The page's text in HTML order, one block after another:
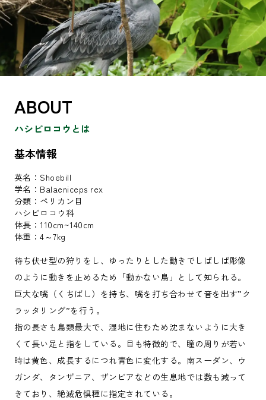
ABOUT
ハシビロコウとは
基本情報
英名：Shoebill
学名：Balaeniceps rex
分類：ペリカン目
ハシビロコウ科
体長：110cm~140cm
体重：4～7kg
待ち伏せ型の狩りをし、ゆったりとした動きでしばしば彫像
のように動きを止めるため「動かない鳥」として知られる。
巨大な嘴（くちばし）を持ち、嘴を打ち合わせて音を出す”ク
ラッタリング”を行う。
指の長さも鳥類最大で、湿地に住むため沈まないように大き
くて長い足と指をしている。目も特徴的で、瞳の周りが若い
時は黄色、成長するにつれ青色に変化する。南スーダン、ウ
ガンダ、タンザニア、ザンビアなどの生息地では数も減って
きており、絶滅危惧種に指定されている。